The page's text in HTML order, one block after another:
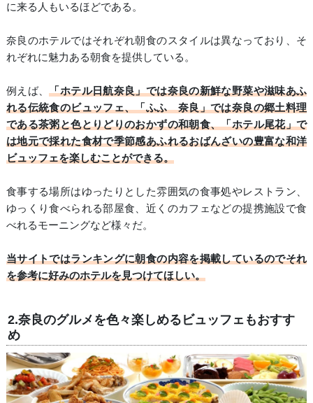
に来る人もいるほどである。
奈良のホテルではそれぞれ朝食のスタイルは異なっており、そ
れぞれに魅力ある朝食を提供している。
例えば、「ホテル日航奈良」では奈良の新鮮な野菜や滋味あふ
れる伝統食のビュッフェ、「ふふ 奈良」では奈良の郷土料理
である茶粥と色とりどりのおかずの和朝食、「ホテル尾花」で
は地元で採れた食材で季節感あふれるおばんざいの豊富な和洋
ビュッフェを楽しむことができる。
食事する場所はゆったりとした雰囲気の食事処やレストラン、
ゆっくり食べられる部屋食、近くのカフェなどの提携施設で食
べれるモーニングなど様々だ。
当サイトではランキングに朝食の内容を掲載しているのでそれ
を参考に好みのホテルを見つけてほしい。
2.奈良のグルメを色々楽しめるビュッフェもおすす
め